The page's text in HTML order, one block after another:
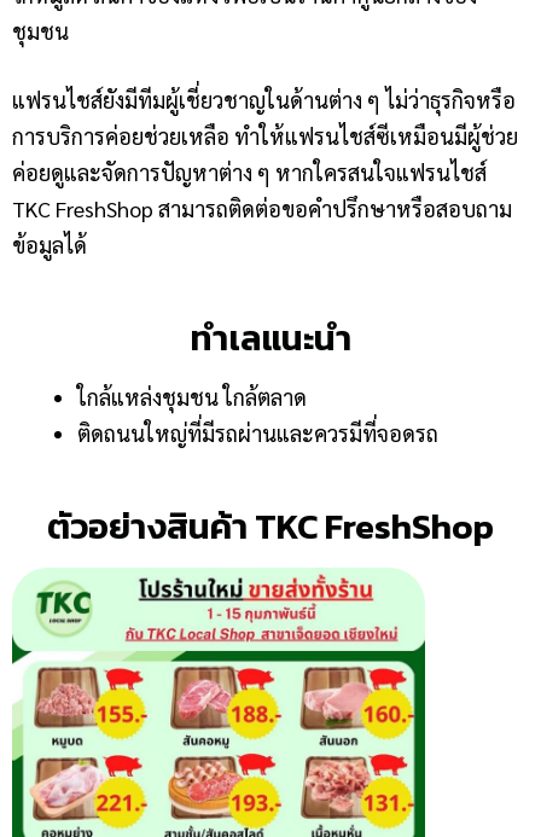
ชุมชน
แฟรนไชส์ยังมีทีมผู้เชี่ยวชาญในด้านต่าง ๆ ไม่ว่าธุรกิจหรือ
การบริการค่อยช่วยเหลือ ทำให้แฟรนไชส์ซีเหมือนมีผู้ช่วย
ค่อยดูและจัดการปัญหาต่าง ๆ หากใครสนใจแฟรนไชส์
TKC FreshShop สามารถติดต่อขอคำปรึกษาหรือสอบถาม
ข้อมูลได้
ทำเลแนะนำ
ใกล้แหล่งชุมชน ใกล้ตลาด
ติดถนนใหญ่ที่มีรถผ่านและควรมีที่จอดรถ
ตัวอย่างสินค้า TKC FreshShop